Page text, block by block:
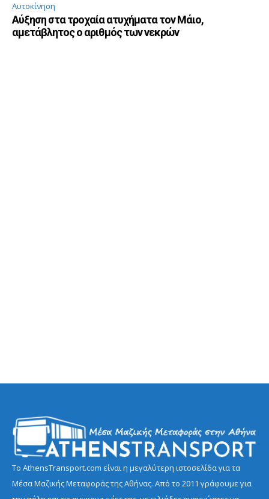
Αυτοκίνηση
Αύξηση στα τροχαία ατυχήματα τον Μάιο,
αμετάβλητος ο αριθμός των νεκρών
Το AthensTransport.com είναι η μεγαλύτερη ιστοσελίδα για τα
Μέσα Μαζικής Μεταφοράς της Αθήνας. Από το 2011 γράφουμε για